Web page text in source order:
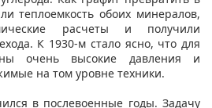
теплоемкость обоих минералов,
расчеты и получили
К 1930-м стало ясно, что для
очень высокие давления и
на том уровне техники.
в послевоенные годы. Задачу